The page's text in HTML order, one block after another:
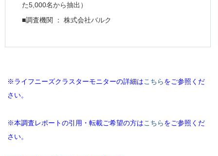
た5,000名から抽出）
■調査機関 ： 株式会社バルク
※ライフニーズクラスターモニターの詳細はこちらをご参照くだ
さい。
※本調査レポートの引用・転載ご希望の方はこちらをご参照くだ
さい。